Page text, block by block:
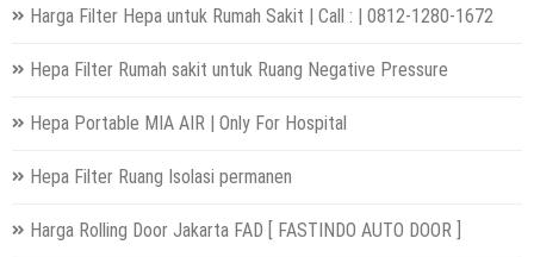
Harga Filter Hepa untuk Rumah Sakit | Call : | 0812-1280-1672
Hepa Filter Rumah sakit untuk Ruang Negative Pressure
Hepa Portable MIA AIR | Only For Hospital
Hepa Filter Ruang Isolasi permanen
Harga Rolling Door Jakarta FAD [ FASTINDO AUTO DOOR ]